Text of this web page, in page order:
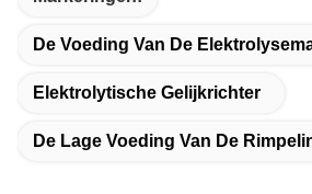
De Voeding Van De
Elektrolytische Gelijkrichter
De Lage Voeding Van De